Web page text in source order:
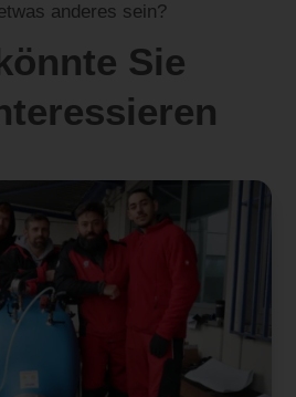
anderes sein?
Sie